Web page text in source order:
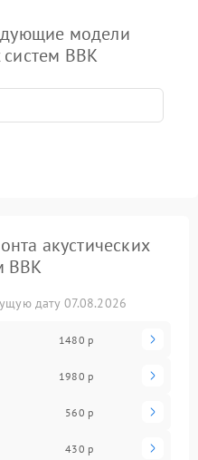
модели
систем BBK
акустических
BBK
дату 07.08.2026
1480 р
1980 р
560 р
430 р